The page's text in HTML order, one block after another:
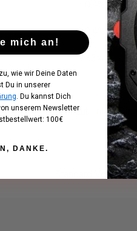
< 0.4%
99.3%
Einschraub Inlaid Ring
Standard Version
mich an!
wie wir Deine Daten
Du in unserer
. Du kannst Dich
unserem Newsletter
100€
DANKE.